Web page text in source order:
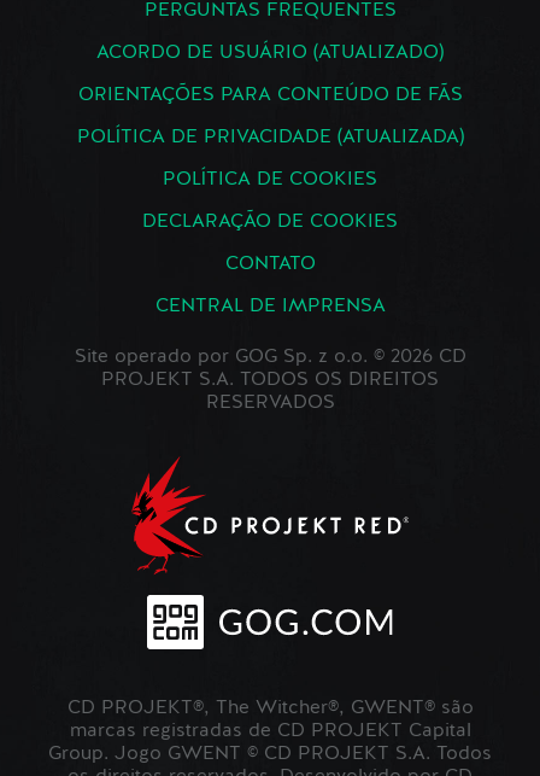
PERGUNTAS FREQUENTES
ACORDO DE USUÁRIO (ATUALIZADO)
ORIENTAÇÕES PARA CONTEÚDO DE FÃS
POLÍTICA DE PRIVACIDADE (ATUALIZADA)
POLÍTICA DE COOKIES
DECLARAÇÃO DE COOKIES
CONTATO
CENTRAL DE IMPRENSA
Site operado por GOG Sp. z o.o. © 2026 CD
PROJEKT S.A. TODOS OS DIREITOS
RESERVADOS
CD PROJEKT®, The Witcher®, GWENT® são
marcas registradas de CD PROJEKT Capital
Group. Jogo GWENT © CD PROJEKT S.A. Todos